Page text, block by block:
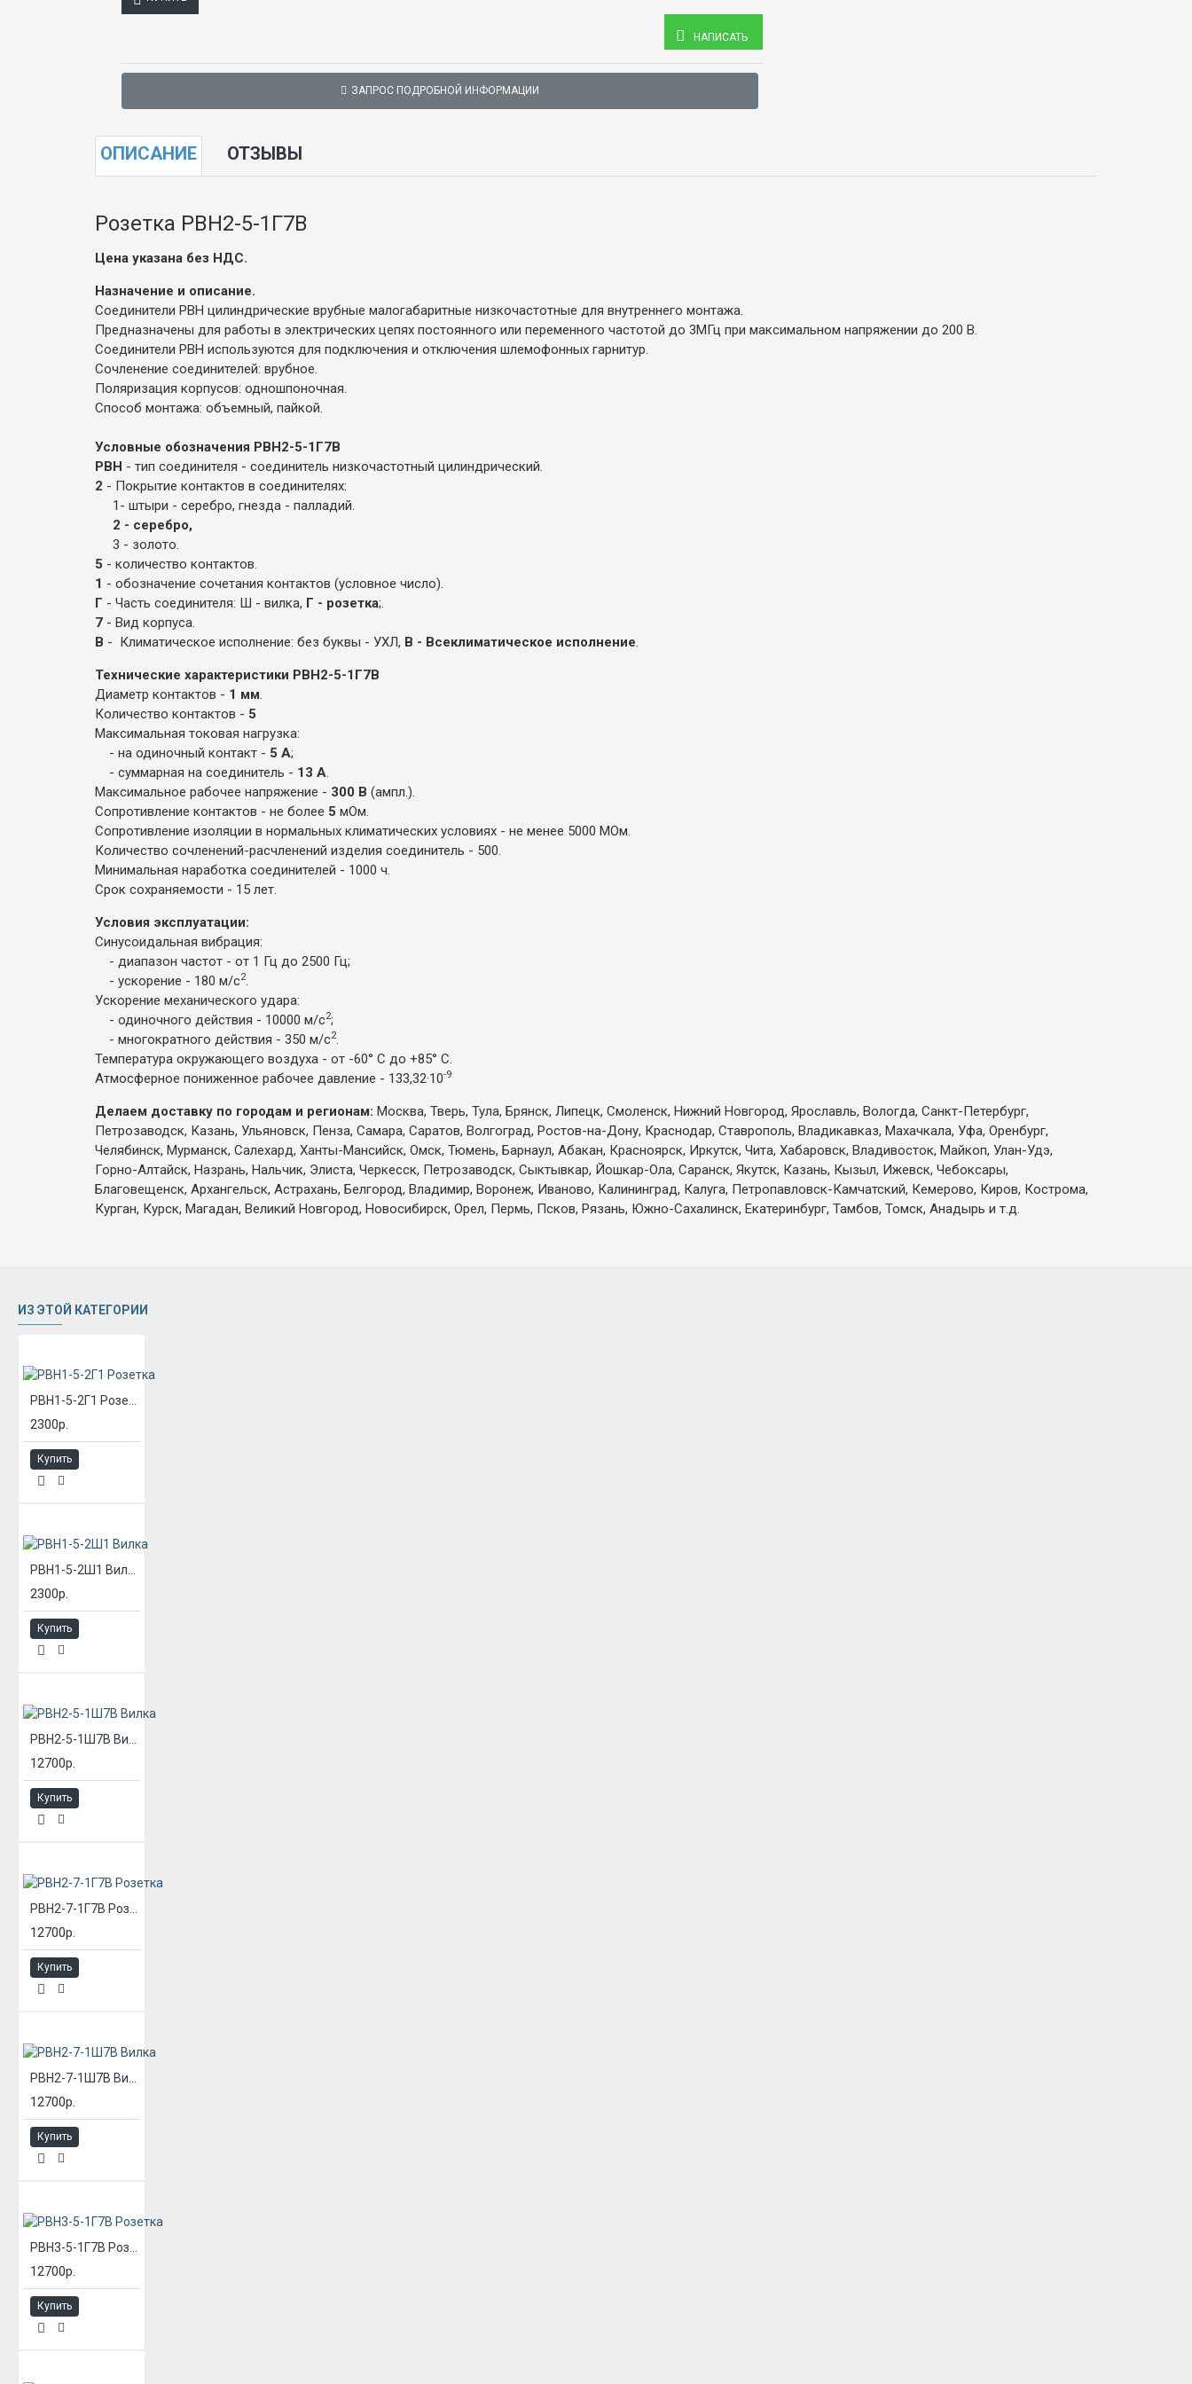
НАПИСАТЬ
ЗАПРОС ПОДРОБНОЙ ИНФОРМАЦИИ
ОПИСАНИЕ ОТЗЫВЫ
Розетка РВН2-5-1Г7В
Цена указана без НДС.
Назначение и описание.
Соединители РВН цилиндрические врубные малогабаритные низкочастотные для внутреннего монтажа.
Предназначены для работы в электрических цепях постоянного или переменного частотой до 3МГц при максимальном напряжении до 200 В.
Соединители РВН используются для подключения и отключения шлемофонных гарнитур.
Сочленение соединителей: врубное.
Поляризация корпусов: одношпоночная.
Способ монтажа: объемный, пайкой.
Условные обозначения РВН2-5-1Г7В
РВН - тип соединителя - соединитель низкочастотный цилиндрический.
2 - Покрытие контактов в соединителях:
1- штыри - серебро, гнезда - палладий.
2 - серебро,
3 - золото.
5 - количество контактов.
1 - обозначение сочетания контактов (условное число).
Г - Часть соединителя: Ш - вилка, Г - розетка;.
7 - Вид корпуса.
В - Климатическое исполнение: без буквы - УХЛ, В - Всеклиматическое исполнение.
Технические характеристики РВН2-5-1Г7В
Диаметр контактов - 1 мм.
Количество контактов - 5
Максимальная токовая нагрузка:
- на одиночный контакт - 5 А;
- суммарная на соединитель - 13 А.
Максимальное рабочее напряжение - 300 В (ампл.).
Сопротивление контактов - не более 5 мОм.
Сопротивление изоляции в нормальных климатических условиях - не менее 5000 МОм.
Количество сочленений-расчленений изделия соединитель - 500.
Минимальная наработка соединителей - 1000 ч.
Срок сохраняемости - 15 лет.
Условия эксплуатации:
Синусоидальная вибрация:
- диапазон частот - от 1 Гц до 2500 Гц;
- ускорение - 180 м/с2.
Ускорение механического удара:
- одиночного действия - 10000 м/с2;
- многократного действия - 350 м/с2.
Температура окружающего воздуха - от -60° С до +85° С.
Атмосферное пониженное рабочее давление - 133,32·10-9
Делаем доставку по городам и регионам: Москва, Тверь, Тула, Брянск, Липецк, Смоленск, Нижний Новгород, Ярославль, Вологда, Санкт-Петербург,
Петрозаводск, Казань, Ульяновск, Пенза, Самара, Саратов, Волгоград, Ростов-на-Дону, Краснодар, Ставрополь, Владикавказ, Махачкала, Уфа, Оренбург,
Челябинск, Мурманск, Салехард, Ханты-Мансийск, Омск, Тюмень, Барнаул, Абакан, Красноярск, Иркутск, Чита, Хабаровск, Владивосток, Майкоп, Улан-Удэ,
Горно-Алтайск, Назрань, Нальчик, Элиста, Черкесск, Петрозаводск, Сыктывкар, Йошкар-Ола, Саранск, Якутск, Казань, Кызыл, Ижевск, Чебоксары,
Благовещенск, Архангельск, Астрахань, Белгород, Владимир, Воронеж, Иваново, Калининград, Калуга, Петропавловск-Камчатский, Кемерово, Киров, Кострома,
Курган, Курск, Магадан, Великий Новгород, Новосибирск, Орел, Пермь, Псков, Рязань, Южно-Сахалинск, Екатеринбург, Тамбов, Томск, Анадырь и т.д.
ИЗ ЭТОЙ КАТЕГОРИИ
2300р.
Купить
2300р.
Купить
12700р.
Купить
12700р.
Купить
12700р.
Купить
12700р.
Купить